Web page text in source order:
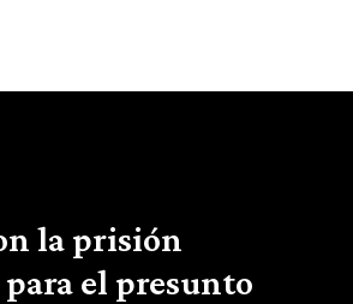
la prisión
el presunto